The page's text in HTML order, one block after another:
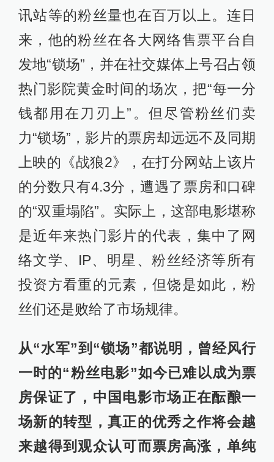
讯站等的粉丝量也在百万以上。连日
来，他的粉丝在各大网络售票平台自
发地“锁场”，并在社交媒体上号召占领
热门影院黄金时间的场次，把“每一分
钱都用在刀刃上”。但尽管粉丝们卖
力“锁场”，影片的票房却远远不及同期
上映的《战狼2》，在打分网站上该片
的分数只有4.3分，遭遇了票房和口碑
的“双重塌陷”。实际上，这部电影堪称
是近年来热门影片的代表，集中了网
络文学、IP、明星、粉丝经济等所有
投资方看重的元素，但饶是如此，粉
丝们还是败给了市场规律。
从“水军”到“锁场”都说明，曾经风行
一时的“粉丝电影”如今已难以成为票
房保证了，中国电影市场正在酝酿一
场新的转型，真正的优秀之作将会越
来越得到观众认可而票房高涨，单纯